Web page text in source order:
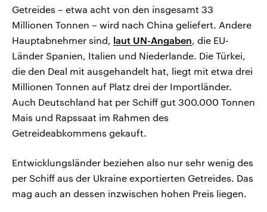
Getreides – etwa acht von den insgesamt 33
Millionen Tonnen – wird nach China geliefert. Andere
Hauptabnehmer sind, laut UN-Angaben, die EU-
Länder Spanien, Italien und Niederlande. Die Türkei,
die den Deal mit ausgehandelt hat, liegt mit etwa drei
Millionen Tonnen auf Platz drei der Importländer.
Auch Deutschland hat per Schiff gut 300.000 Tonnen
Mais und Rapssaat im Rahmen des
Getreideabkommens gekauft.
Entwicklungsländer beziehen also nur sehr wenig des
per Schiff aus der Ukraine exportierten Getreides. Das
mag auch an dessen inzwischen hohen Preis liegen.